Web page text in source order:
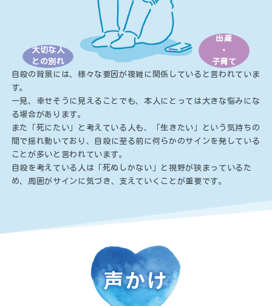
ダウンロード
リンク集
大切な人
との別れ
出産
・
子育て
自殺の背景には、様々な要因が複雑に関係していると言われていま
す。
一見、幸せそうに見えることでも、本人にとっては大きな悩みにな
る場合があります。
また「死にたい」と考えている人も、
「生きたい」という気持ちの
間で揺れ動いており、 自殺に至る前に何らかのサインを発している
ことが多いと言われています。
自殺を考えている人は「死ぬしかない」と視野が狭まっているた
め、 周囲がサインに気づき、支えていくことが重要です。